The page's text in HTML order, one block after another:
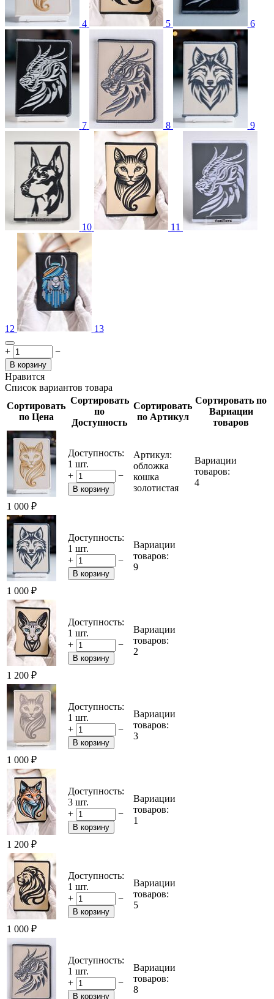
4 5 6
7 8 9
10 11
12 13
+ −
В корзину
Нравится
Список вариантов товара
Сортировать
по Цена
Сортировать
по
Доступность
Сортировать
по Артикул
Сортировать по
Вариации
товаров
1 000 ₽
Доступность:
1 шт.
+
−
В корзину
Артикул:
обложка
кошка
золотистая
Вариации
товаров:
4
1 000 ₽
Доступность:
1 шт.
+
−
В корзину
Вариации
товаров:
9
1 200 ₽
Доступность:
1 шт.
+
−
В корзину
Вариации
товаров:
2
1 000 ₽
Доступность:
1 шт.
+
−
В корзину
Вариации
товаров:
3
1 200 ₽
Доступность:
3 шт.
+
−
В корзину
Вариации
товаров:
1
1 000 ₽
Доступность:
1 шт.
+
−
В корзину
Вариации
товаров:
5
Доступность:
1 шт.
+
−
В корзину
Вариации
товаров:
8